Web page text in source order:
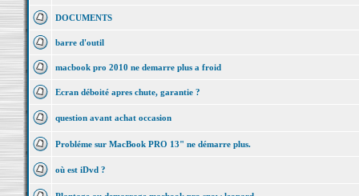
DOCUMENTS
barre d'outil
macbook pro 2010 ne demarre plus a froid
Ecran déboité apres chute, garantie ?
question avant achat occasion
Probléme sur MacBook PRO 13" ne démarre plus.
où est iDvd ?